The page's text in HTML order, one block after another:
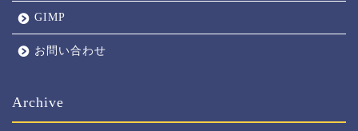
GIMP
お問い合わせ
Archive